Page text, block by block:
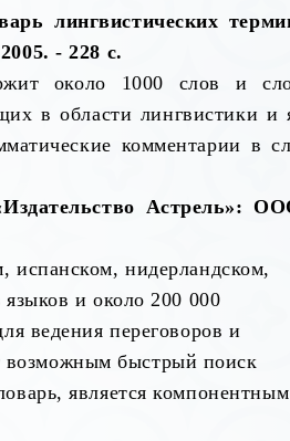
лингвистических
- 228 с.
около 1000 слов и
в области лингвистики и
комментарии в
Астрель»:
испанском, нидерландском,
и около 200 000
ведения переговоров и
возможным быстрый поиск
является компонентным